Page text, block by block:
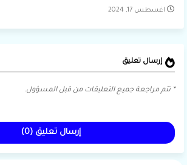
اغسطس 17, 2024
إرسال تعليق
* تتم مراجعة جميع التعليقات من قبل المسؤول.
إرسال تعليق (0)